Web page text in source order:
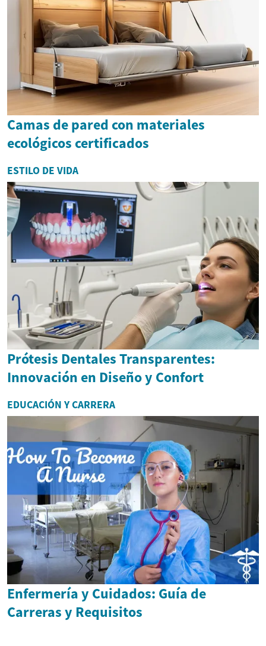
Camas de pared con materiales
ecológicos certificados
ESTILO DE VIDA
Prótesis Dentales Transparentes:
Innovación en Diseño y Confort
EDUCACIÓN Y CARRERA
Enfermería y Cuidados: Guía de
Carreras y Requisitos